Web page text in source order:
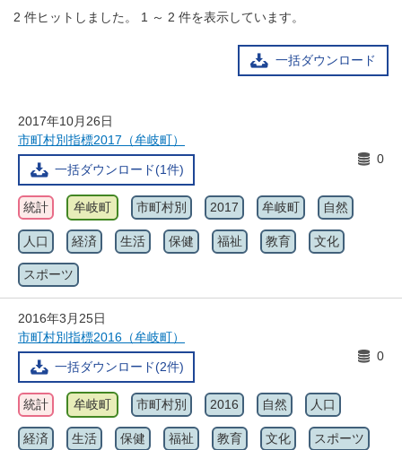
2 件ヒットしました。 1 ～ 2 件を表示しています。
一括ダウンロード
2017年10月26日
市町村別指標2017（牟岐町）
一括ダウンロード(1件)
0
統計 牟岐町 市町村別 2017 牟岐町 自然
人口 経済 生活 保健 福祉 教育 文化
スポーツ
2016年3月25日
市町村別指標2016（牟岐町）
一括ダウンロード(2件)
0
統計 牟岐町 市町村別 2016 自然 人口
経済 生活 保健 福祉 教育 文化 スポーツ